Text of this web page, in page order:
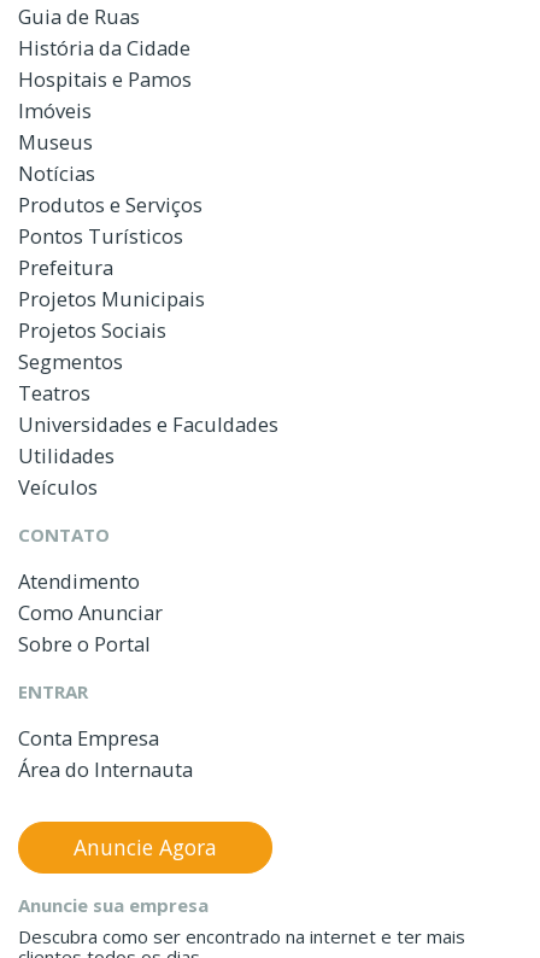
Guia de Ruas
História da Cidade
Hospitais e Pamos
Imóveis
Museus
Notícias
Produtos e Serviços
Pontos Turísticos
Prefeitura
Projetos Municipais
Projetos Sociais
Segmentos
Teatros
Universidades e Faculdades
Utilidades
Veículos
CONTATO
Atendimento
Como Anunciar
Sobre o Portal
ENTRAR
Conta Empresa
Área do Internauta
Anuncie sua empresa
Descubra como ser encontrado na internet e ter mais
Anuncie Agora